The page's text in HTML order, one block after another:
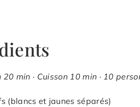
min · Cuisson 10 min · 10
(blancs et jaunes séparés)